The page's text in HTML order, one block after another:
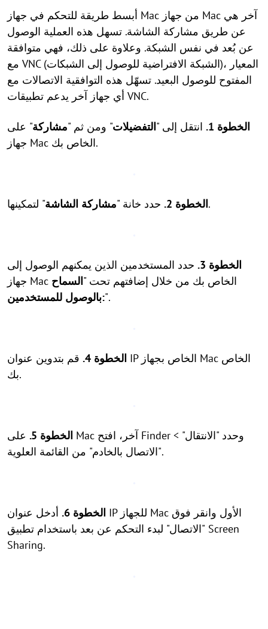
أبسط طريقة للتحكم في جهاز Mac من جهاز Mac آخر هي
عن طريق مشاركة الشاشة. تسهل هذه العملية الوصول
عن بُعد في نفس الشبكة. وعلاوة على ذلك، فهي متوافقة
مع VNC (الشبكة الافتراضية للوصول إلى الشبكات)، المعيار
المفتوح للوصول البعيد. تسهّل هذه التوافقية الاتصالات مع
أي جهاز آخر يدعم تطبيقات VNC.
الخطوة 1. انتقل إلى "التفضيلات" ومن ثم "مشاركة" على
جهاز Mac الخاص بك.
الخطوة 2. حدد خانة "مشاركة الشاشة " لتمكينها.
الخطوة 3.
حدد المستخدمين الذين يمكنهم الوصول إلى
جهاز Mac الخاص بك من خلال إضافتهم تحت "السماح
بالوصول للمستخدمين:".
الخطوة 4.
قم بتدوين عنوان IP الخاص بجهاز Mac الخاص
بك.
الخطوة 5.
على Mac آخر، افتح Finder وحدد "الانتقال" >
"الاتصال بالخادم" من القائمة العلوية.
الخطوة 6.
أدخل عنوان IP للجهاز Mac الأول وانقر فوق
"الاتصال" لبدء التحكم عن بعد باستخدام تطبيق Screen
Sharing.